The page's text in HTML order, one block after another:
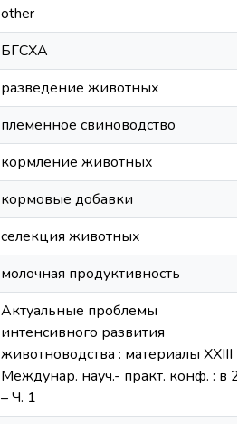
other
БГСХА
разведение животных
племенное свиноводство
кормление животных
кормовые добавки
селекция животных
молочная продуктивность
Актуальные проблемы
интенсивного развития
животноводства : материалы XXIII
Междунар. науч.- практ. конф. : в 2
– Ч. 1